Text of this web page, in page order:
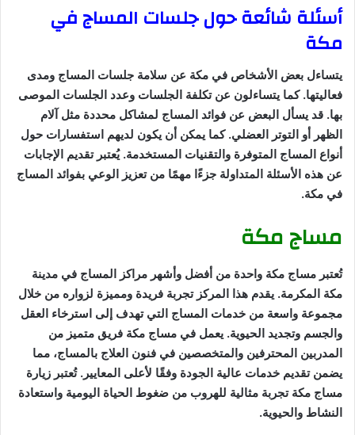
أسئلة شائعة حول جلسات المساج في
مكة
يتساءل بعض الأشخاص في مكة عن سلامة جلسات المساج ومدى
فعاليتها. كما يتساءلون عن تكلفة الجلسات وعدد الجلسات الموصى
بها. قد يسأل البعض عن فوائد المساج لمشاكل محددة مثل آلام
الظهر أو التوتر العضلي. كما يمكن أن يكون لديهم استفسارات حول
أنواع المساج المتوفرة والتقنيات المستخدمة. يُعتبر تقديم الإجابات
عن هذه الأسئلة المتداولة جزءًا مهمًا من تعزيز الوعي بفوائد المساج
في مكة.
مساج مكة
تُعتبر مساج مكة واحدة من أفضل وأشهر مراكز المساج في مدينة
مكة المكرمة. يقدم هذا المركز تجربة فريدة ومميزة لزواره من خلال
مجموعة واسعة من خدمات المساج التي تهدف إلى استرخاء العقل
والجسم وتجديد الحيوية. يعمل في مساج مكة فريق متميز من
المدربين المحترفين والمتخصصين في فنون العلاج بالمساج، مما
يضمن تقديم خدمات عالية الجودة وفقًا لأعلى المعايير. تُعتبر زيارة
مساج مكة تجربة مثالية للهروب من ضغوط الحياة اليومية واستعادة
النشاط والحيوية.